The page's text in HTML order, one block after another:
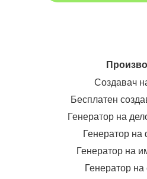
Создавач
Бесплатен
Генератор на
Генератор на
Генератор на
Генератор на